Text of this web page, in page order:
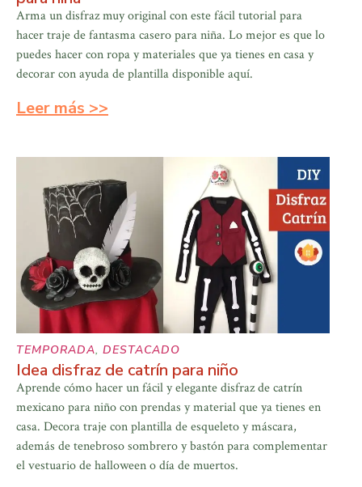
Arma un disfraz muy original con este fácil tutorial para
hacer traje de fantasma casero para niña. Lo mejor es que lo
puedes hacer con ropa y materiales que ya tienes en casa y
decorar con ayuda de plantilla disponible aquí.
Leer más >>
TEMPORADA, DESTACADO
Idea disfraz de catrín para niño
Aprende cómo hacer un fácil y elegante disfraz de catrín
mexicano para niño con prendas y material que ya tienes en
casa. Decora traje con plantilla de esqueleto y máscara,
además de tenebroso sombrero y bastón para complementar
el vestuario de halloween o día de muertos.